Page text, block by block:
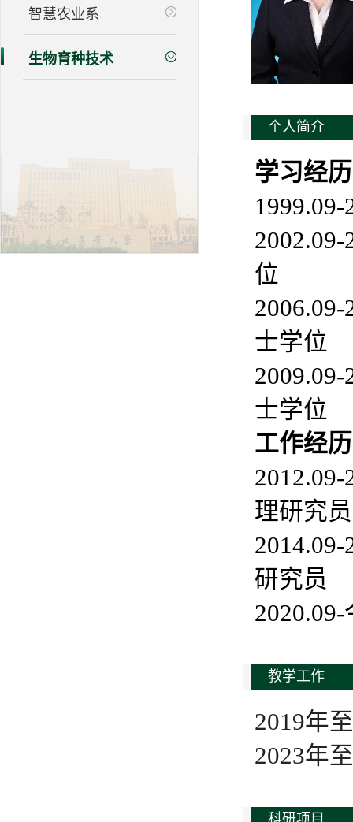
智慧农业系
生物育种技术
个人简介
学习经
位
士学位
士学位
工作经
理研究员
研究员
教学工作
2019年
2023年